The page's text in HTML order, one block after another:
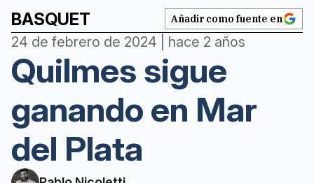
BASQUET Añadir como fuente en
24 de febrero de 2024 | hace 2 años
Quilmes sigue
ganando en Mar
del Plata